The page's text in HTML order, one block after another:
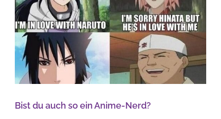
Bist du auch so ein Anime-Nerd?